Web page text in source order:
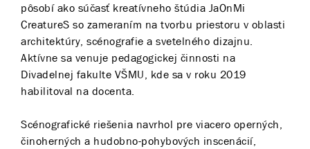
pôsobí ako súčasť kreatívneho štúdia JaOnMi
CreatureS so zameraním na tvorbu priestoru v oblasti
architektúry, scénografie a svetelného dizajnu.
Aktívne sa venuje pedagogickej činnosti na
Divadelnej fakulte VŠMU, kde sa v roku 2019
habilitoval na docenta.
Scénografické riešenia navrhol pre viacero operných,
činoherných a hudobno-pohybových inscenácií,